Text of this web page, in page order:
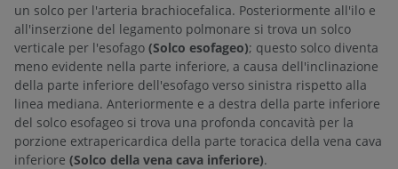
un solco per l'arteria brachiocefalica. Posteriormente all'ilo e
all'inserzione del legamento polmonare si trova un solco
verticale per l'esofago (Solco esofageo); questo solco diventa
meno evidente nella parte inferiore, a causa dell'inclinazione
della parte inferiore dell'esofago verso sinistra rispetto alla
linea mediana. Anteriormente e a destra della parte inferiore
del solco esofageo si trova una profonda concavità per la
porzione extrapericardica della parte toracica della vena cava
inferiore (Solco della vena cava inferiore).